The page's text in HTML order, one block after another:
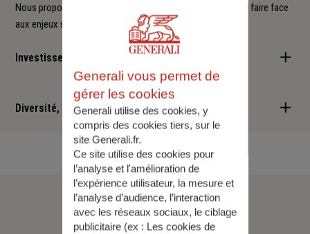
Nous proposons à nos clients des solutions durables pour faire face
aux enjeux sociétaux et environnementaux.
Investisseur responsable
Nous sommes convaincus qu'il est possible d'allier performance
financière et retombées positives : cette vision est au cœur des
services que nous vous proposons.
Diversité, Equité, Inclusion
Nous faisons de la diversité, de l'équité et de l'inclusion un
engagement quotidien.
Notreéquipe
Generali vous permet de
gérer les cookies
Generali utilise des cookies, y
compris des cookies tiers, sur le
site Generali.fr.
Ce site utilise des cookies pour
l’analyse et l'amélioration de
l’expérience utilisateur, la mesure et
l’analyse d’audience, l’interaction
avec les réseaux sociaux, le ciblage
publicitaire (ex : Les cookies de